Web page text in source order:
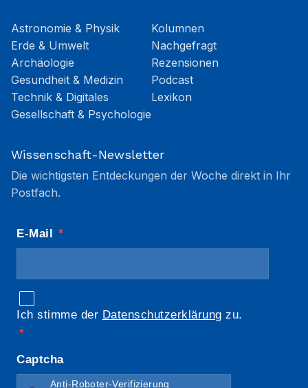
Astronomie & Physik
Erde & Umwelt
Archäologie
Gesundheit & Medizin
Technik & Digitales
Gesellschaft & Psychologie
Kolumnen
Nachgefragt
Rezensionen
Podcast
Lexikon
Wissenschaft-Newsletter
Die wichtigsten Entdeckungen der Woche direkt in Ihr
Postfach.